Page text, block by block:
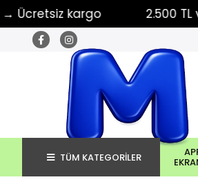
kargo 2.500 TL ve
TÜM KATEGORİLER